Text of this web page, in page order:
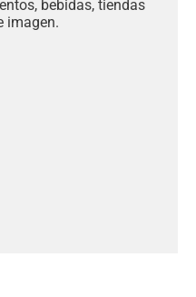
bebidas, tiendas
imagen.